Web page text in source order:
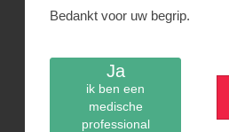
Bedankt voor uw begrip.
Ja
ik ben een
medische
professional
Vast onderbeen
Vast inzetstuk
Knieschijven